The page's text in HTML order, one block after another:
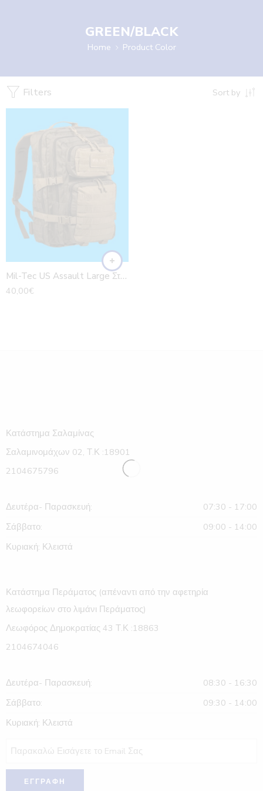
GREEN/BLACK
Home Product Color
Filters Sort by
Mil-Tec US Assault Large Στρατιωτικό Σακίδιο Πλάτης (Green/Coyote και Green/Black)
40,00€
GREEN/BLACK
GREEN/COYOTE
Κατάστημα Σαλαμίνας
Σαλαμινομάχων 02, Τ.Κ :18901
2104675796
Δευτέρα- Παρασκευή:
07:30 - 17:00
Σάββατο:
09:00 - 14:00
Κυριακή: Κλειστά
Κατάστημα Περάματος (απέναντι από την αφετηρία
λεωφορείων στο λιμάνι Περάματος)
Λεωφόρος Δημοκρατίας 43 Τ.Κ :18863
2104674046
Δευτέρα- Παρασκευή:
08:30 - 16:30
Σάββατο:
09:30 - 14:00
Κυριακή: Κλειστά